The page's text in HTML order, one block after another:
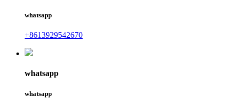
whatsapp
+8613929542670
whatsapp
whatsapp